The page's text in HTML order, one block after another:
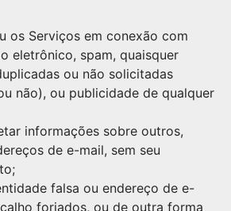
os Serviços em conexão com
eletrônico, spam, quaisquer
ou não solicitadas
não), ou publicidade de qualquer
informações sobre outros,
de e-mail, sem seu
falsa ou endereço de e-
forjados, ou de outra forma